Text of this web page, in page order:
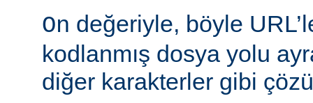
On değeriyle, böyle
kodlanmış dosya yolu
diğer karakterler gibi